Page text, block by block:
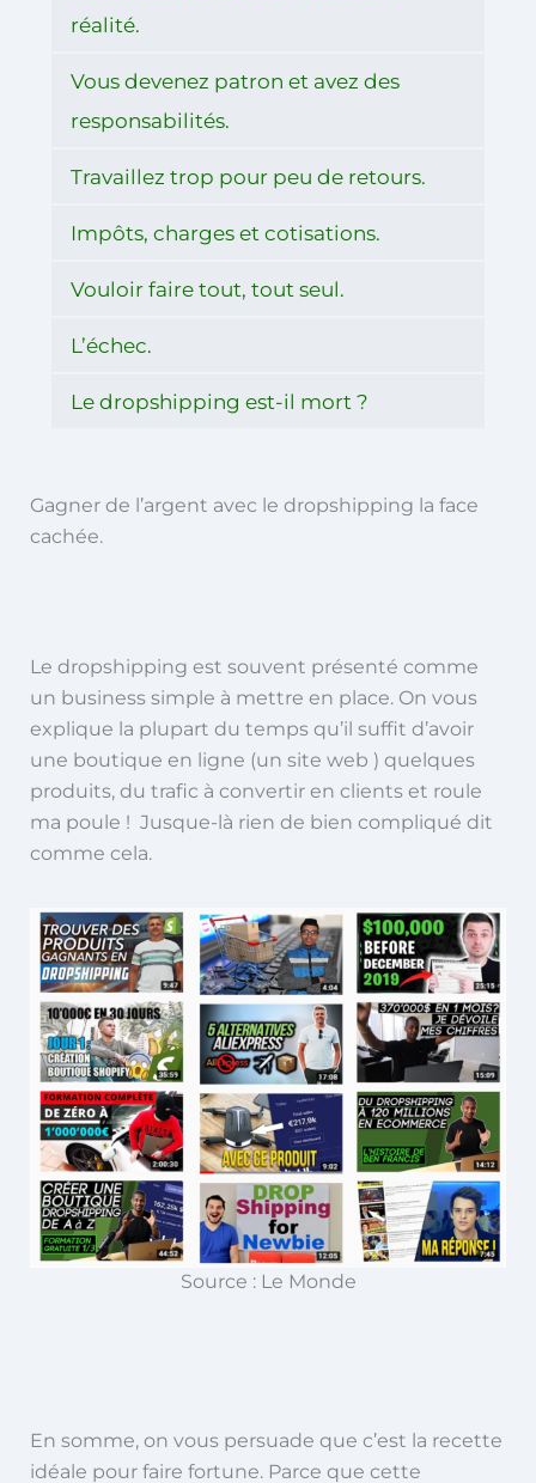
réalité.
Vous devenez patron et avez des
responsabilités.
Travaillez trop pour peu de retours.
Impôts, charges et cotisations.
Vouloir faire tout, tout seul.
L’échec.
Le dropshipping est-il mort ?
Gagner de l’argent avec le dropshipping la face
cachée.
Le dropshipping est souvent présenté comme
un business simple à mettre en place. On vous
explique la plupart du temps qu’il suffit d’avoir
une boutique en ligne (un site web ) quelques
produits, du trafic à convertir en clients et roule
ma poule ! Jusque-là rien de bien compliqué dit
comme cela.
Source : Le Monde
En somme, on vous persuade que c’est la recette
idéale pour faire fortune. Parce que cette